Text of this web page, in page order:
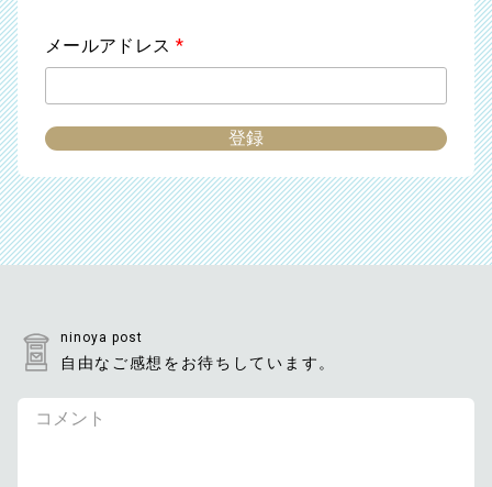
メールアドレス *
ninoya post
自由なご感想をお待ちしています。